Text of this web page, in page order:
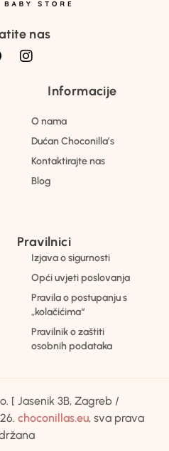
nas
Informacije
O nama
Dućan Choconilla’s
Kontaktirajte nas
Blog
Pravilnici
Izjava o sigurnosti
Opći uvjeti poslovanja
Pravila o postupanju s
„kolačićima“
Pravilnik o zaštiti
osobnih podataka
[ Jasenik 3B, Zagreb /
choconillas.eu, sva prava